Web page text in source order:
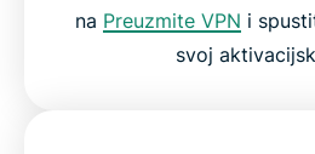
na Preuzmite VPN i
svoj